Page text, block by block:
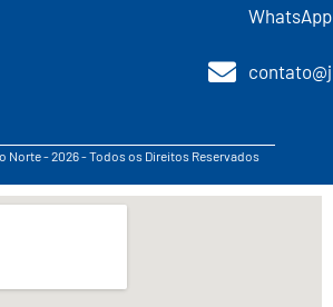
WhatsApp
Norte - 2026 - Todos os Direitos Reservados